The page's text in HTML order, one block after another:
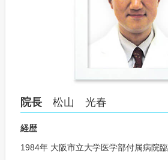
院長松山 光春
経歴
1984年 大阪市立大学医学部付属病院